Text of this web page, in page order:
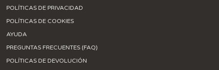
POLÍTICAS DE PRIVACIDAD
POLÍTICAS DE COOKIES
AYUDA
PREGUNTAS FRECUENTES (FAQ)
POLÍTICAS DE DEVOLUCIÓN